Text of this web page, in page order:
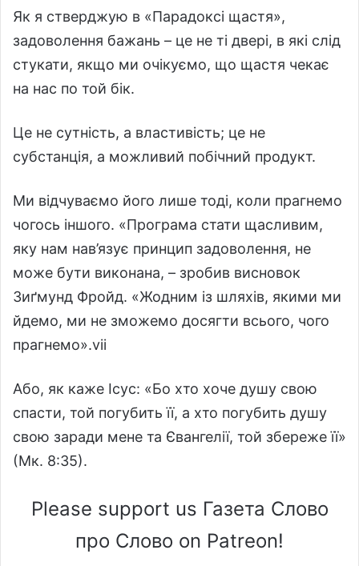
Як я стверджую в «Парадоксі щастя»,
задоволення бажань – це не ті двері, в які слід
стукати, якщо ми очікуємо, що щастя чекає
на нас по той бік.
Це не сутність, а властивість; це не
субстанція, а можливий побічний продукт.
Ми відчуваємо його лише тоді, коли прагнемо
чогось іншого. «Програма стати щасливим,
яку нам нав’язує принцип задоволення, не
може бути виконана, – зробив висновок
Зиґмунд Фройд. «Жодним із шляхів, якими ми
йдемо, ми не зможемо досягти всього, чого
прагнемо».vii
Або, як каже Ісус: «Бо хто хоче душу свою
спасти, той погубить її, а хто погубить душу
свою заради мене та Євангелії, той збереже її»
(Мк. 8:35).
Please support us Газета Слово
про Слово on Patreon!